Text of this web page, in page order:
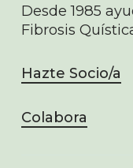
Desde 1985
Fibrosis
Hazte Socio/a
Colabora